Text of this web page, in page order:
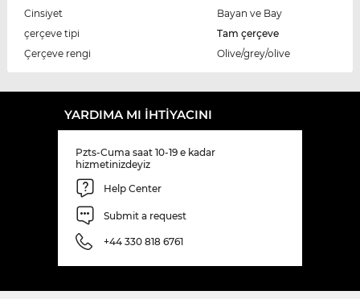
Cinsiyet
Bayan ve Bay
çerçeve tipi
Tam çerçeve
Çerçeve rengi
Olive/grey/olive
YARDIMA MI IHTIYACINI
Pzts-Cuma saat 10-19 e kadar
hizmetinizdeyiz
Help Center
Submit a request
+44 330 818 6761